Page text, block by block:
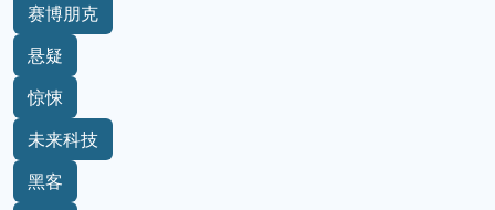
赛博朋克
悬疑
惊悚
未来科技
黑客